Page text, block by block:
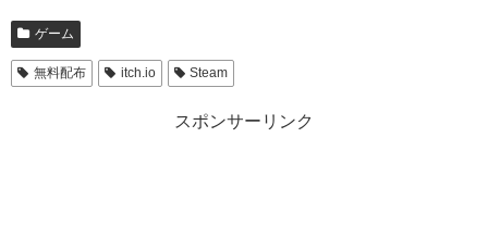
ゲーム
無料配布 itch.io Steam
スポンサーリンク